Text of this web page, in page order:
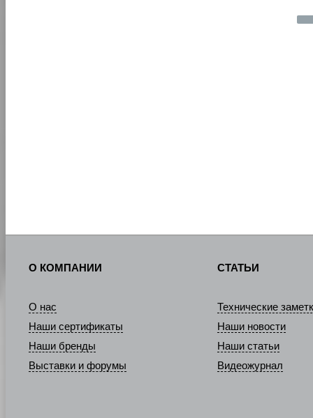
О КОМПАНИИ
О нас
Наши сертификаты
Наши бренды
Выставки и форумы
СТАТЬИ
Технические
Наши новости
Наши статьи
Видеожурнал